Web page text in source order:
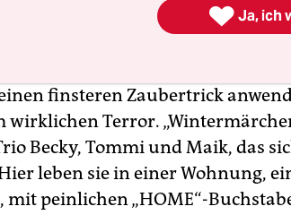
verwehrt bleiben. Denn
finsteren Zaubertrick
wirklichen Terror.
Becky, Tommi und Maik, das
leben sie in einer Wohnung,
mit peinlichen „HOME“-
 Ja, ich